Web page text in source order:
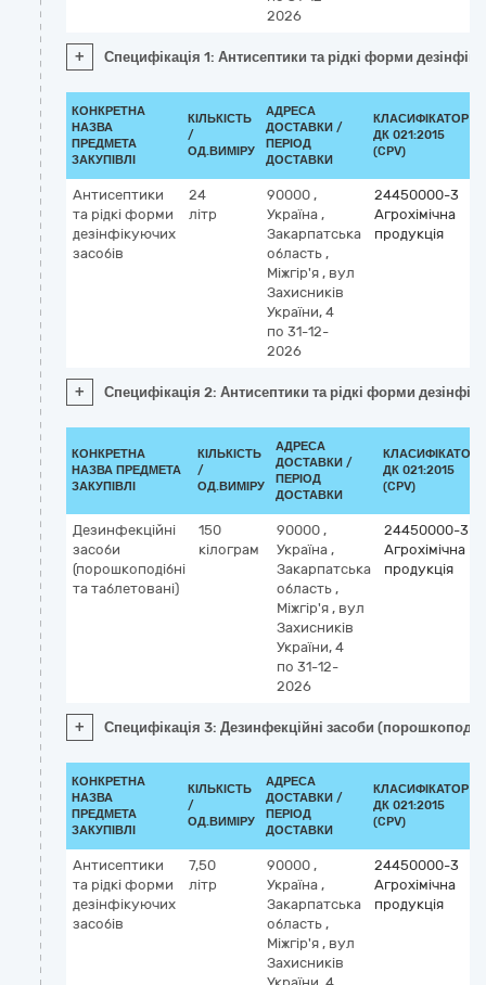
2026
+ Специфікація 1: Антисептики та рідкі форми
КОНКРЕТНА
НАЗВА
ПРЕДМЕТА
ЗАКУПІВЛІ
КІЛЬКІСТЬ
/
ОД.ВИМІРУ
АДРЕСА
ДОСТАВКИ /
ПЕРІОД
ДОСТАВКИ
КЛАСИФІКАТОР
ДК 021:2015
(CPV)
Антисептики
та рідкі форми
дезінфікуючих
засобів
24
літр
90000 ,
Україна ,
Закарпатська
область ,
Міжгір'я , вул
Захисників
України, 4
по 31-12-
2026
24450000-3
Агрохімічна
продукція
+ Специфікація 2: Антисептики та рідкі форми
КОНКРЕТНА
НАЗВА ПРЕДМЕТА
ЗАКУПІВЛІ
КІЛЬКІСТЬ
/
ОД.ВИМІРУ
АДРЕСА
ДОСТАВКИ /
ПЕРІОД
ДОСТАВКИ
КЛАСИФІКАТОР
ДК 021:2015
(CPV)
Дезинфекційні
засоби
(порошкоподібні
та таблетовані)
150
кілограм
90000 ,
Україна ,
Закарпатська
область ,
Міжгір'я , вул
Захисників
України, 4
по 31-12-
2026
24450000-3
Агрохімічна
продукція
+ Специфікація 3: Дезинфекційні засоби
КОНКРЕТНА
НАЗВА
ПРЕДМЕТА
ЗАКУПІВЛІ
КІЛЬКІСТЬ
/
ОД.ВИМІРУ
АДРЕСА
ДОСТАВКИ /
ПЕРІОД
ДОСТАВКИ
КЛАСИФІКАТОР
ДК 021:2015
(CPV)
Антисептики
та рідкі форми
дезінфікуючих
засобів
7,50
літр
90000 ,
Україна ,
Закарпатська
область ,
Міжгір'я , вул
Захисників
24450000-3
Агрохімічна
продукція